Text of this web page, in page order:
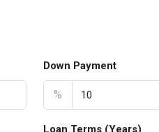
Down Payment
%
Loan Terms (Years)